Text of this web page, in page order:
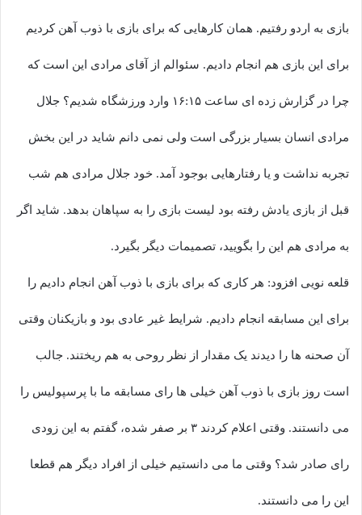
بازی به اردو رفتیم. همان کارهایی که برای بازی با ذوب آهن کردیم
برای این بازی هم انجام دادیم. سئوالم از آقای مرادی این است که
چرا در گزارش زده ای ساعت ۱۶:۱۵ وارد ورزشگاه شدیم؟ جلال
مرادی انسان بسیار بزرگی است ولی نمی دانم شاید در این بخش
تجربه نداشت و یا رفتارهایی بوجود آمد. خود جلال مرادی هم شب
قبل از بازی یادش رفته بود لیست بازی را به سپاهان بدهد. شاید اگر
به مرادی هم این را بگویید، تصمیمات دیگر بگیرد.
قلعه نویی افزود: هر کاری که برای بازی با ذوب آهن انجام دادیم را
برای این مسابقه انجام دادیم. شرایط غیر عادی بود و بازیکنان وقتی
آن صحنه ها را دیدند یک مقدار از نظر روحی به هم ریختند. جالب
است روز بازی با ذوب آهن خیلی ها رای مسابقه ما با پرسپولیس را
می دانستند. وقتی اعلام کردند ۳ بر صفر شده، گفتم به این زودی
رای صادر شد؟ وقتی ما می دانستیم خیلی از افراد دیگر هم قطعا
این را می دانستند.